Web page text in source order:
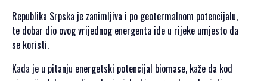
DRUŠTVENI
DOGAĐAJI
Republika Srpska je zanimljiva i po geotermalnom potencijalu,
te dobar dio ovog vrijednog energenta ide u rijeke umjesto da
se koristi.
Kada je u pitanju energetski potencijal biomase, kaže da kod